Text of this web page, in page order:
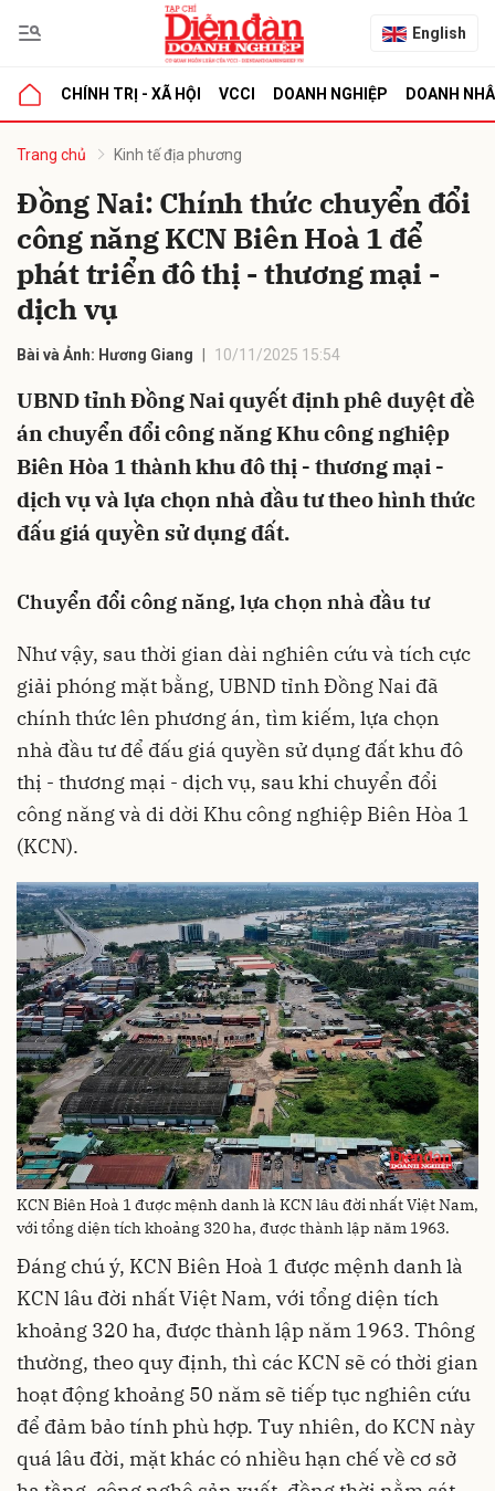
English
CHÍNH TRỊ - XÃ HỘI VCCI DOANH NGHIỆP DOANH
Trang chủ Kinh tế địa phương
Đồng Nai: Chính thức chuyển đổi
công năng KCN Biên Hoà 1 để
phát triển đô thị - thương mại -
dịch vụ
Bài và Ảnh: Hương Giang 10/11/2025 15:54
UBND tỉnh Đồng Nai quyết định phê duyệt đề
án chuyển đổi công năng Khu công nghiệp
Biên Hòa 1 thành khu đô thị - thương mại -
dịch vụ và lựa chọn nhà đầu tư theo hình thức
đấu giá quyền sử dụng đất.
Chuyển đổi công năng, lựa chọn nhà đầu tư
Như vậy, sau thời gian dài nghiên cứu và tích cực
giải phóng mặt bằng, UBND tỉnh Đồng Nai đã
chính thức lên phương án, tìm kiếm, lựa chọn
nhà đầu tư để đấu giá quyền sử dụng đất khu đô
thị - thương mại - dịch vụ, sau khi chuyển đổi
công năng và di dời Khu công nghiệp Biên Hòa 1
(KCN).
KCN Biên Hoà 1 được mệnh danh là KCN lâu đời nhất Việt Nam,
với tổng diện tích khoảng 320 ha, được thành lập năm 1963.
Đáng chú ý, KCN Biên Hoà 1 được mệnh danh là
KCN lâu đời nhất Việt Nam, với tổng diện tích
khoảng 320 ha, được thành lập năm 1963. Thông
thường, theo quy định, thì các KCN sẽ có thời gian
hoạt động khoảng 50 năm sẽ tiếp tục nghiên cứu
để đảm bảo tính phù hợp. Tuy nhiên, do KCN này
quá lâu đời, mặt khác có nhiều hạn chế về cơ sở
luận